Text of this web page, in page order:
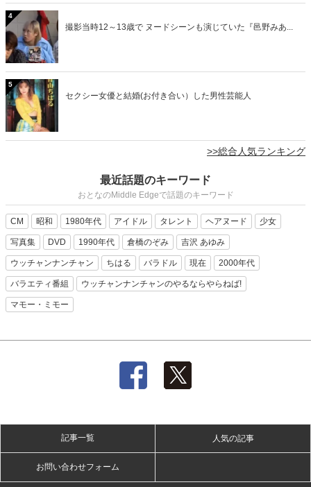
4
撮影当時12～13歳で ヌードシーンも演じていた『邑野みあ...
5
セクシー女優と結婚(お付き合い）した男性芸能人
>>総合人気ランキング
最近話題のキーワード
おとなのMiddle Edgeで話題のキーワード
CM 昭和 1980年代 アイドル タレント ヘアヌード 少女
写真集 DVD 1990年代 倉橋のぞみ 吉沢 あゆみ
ウッチャンナンチャン ちはる バラドル 現在 2000年代
バラエティ番組 ウッチャンナンチャンのやるならやらねば!
マモー・ミモー
記事一覧 人気の記事
お問い合わせフォーム